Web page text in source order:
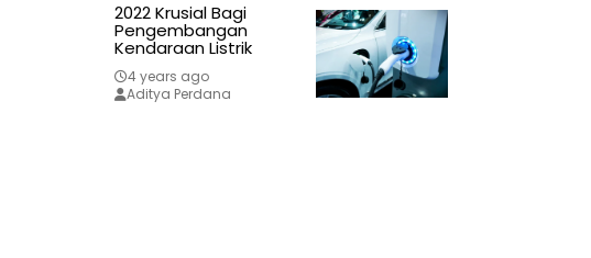
2022 Krusial Bagi
Pengembangan
Kendaraan Listrik
4 years ago
Aditya Perdana